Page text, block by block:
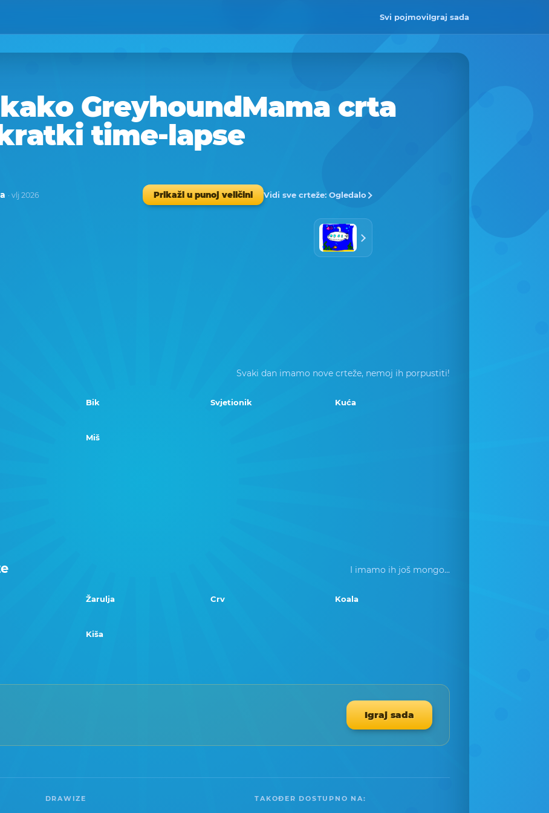
Svi pojmoviIgraj sada
GreyhoundMama crta
time-lapse
· vlj 2026 Prikaži u punoj veličini Vidi sve crteže: Ogledalo
Svaki dan imamo nove crteže, nemoj ih porpustiti!
Bik Svjetionik Kuća
Miš
I imamo ih još mongo...
Žarulja Crv Koala
Kiša
Igraj sada
DRAWIZE TAKOĐER DOSTUPNO NA: